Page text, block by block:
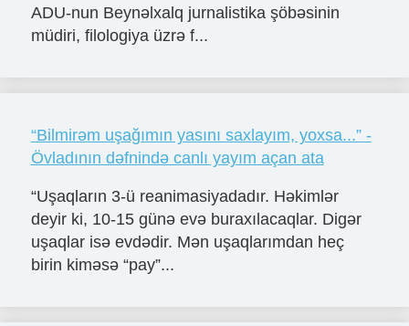
ADU-nun Beynəlxalq jurnalistika şöbəsinin
müdiri, filologiya üzrə f...
“Bilmirəm uşağımın yasını saxlayım, yoxsa...” -
Övladının dəfnində canlı yayım açan ata
“Uşaqların 3-ü reanimasiyadadır. Həkimlər
deyir ki, 10-15 günə evə buraxılacaqlar. Digər
uşaqlar isə evdədir. Mən uşaqlarımdan heç
birin kiməsə “pay”...